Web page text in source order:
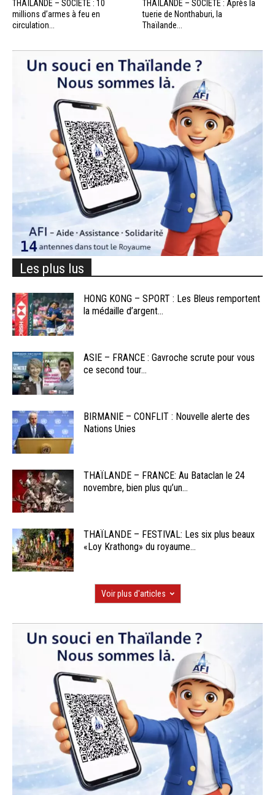
THAÏLANDE – SOCIÉTÉ : 10
millions d’armes à feu en
circulation...
THAÏLANDE – SOCIÉTÉ : Après la
tuerie de Nonthaburi, la
Thaïlande...
Les plus lus
HONG KONG – SPORT : Les Bleus remportent
la médaille d’argent...
ASIE – FRANCE : Gavroche scrute pour vous
ce second tour...
BIRMANIE – CONFLIT : Nouvelle alerte des
Nations Unies
THAÏLANDE – FRANCE: Au Bataclan le 24
novembre, bien plus qu’un...
THAÏLANDE – FESTIVAL: Les six plus beaux
«Loy Krathong» du royaume...
Voir plus d'articles